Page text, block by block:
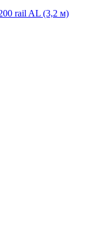
rail AL (3,2 м)